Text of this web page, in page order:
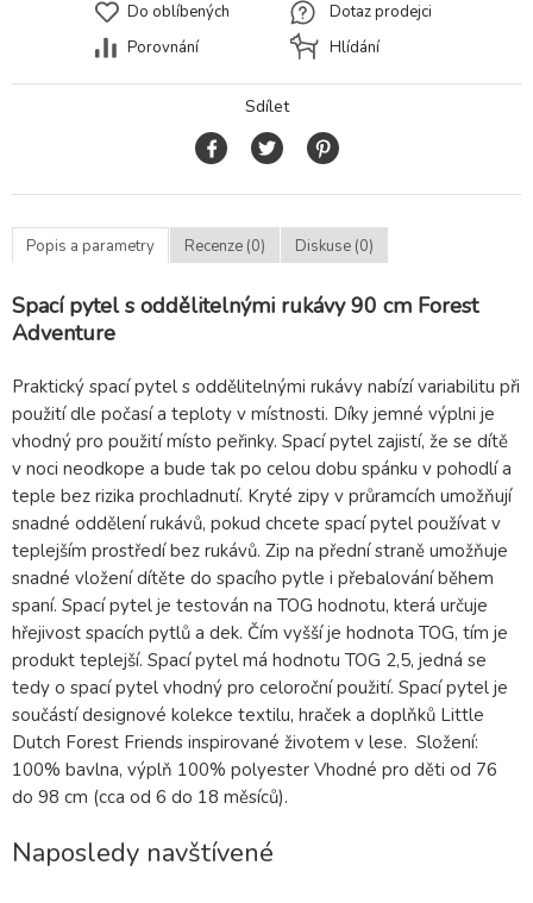
Do oblíbených
Porovnání
Dotaz prodejci
Hlídání
Sdílet
Popis a parametry Recenze (0) Diskuse (0)
Spací pytel s oddělitelnými rukávy 90 cm Forest
Adventure
Praktický spací pytel s oddělitelnými rukávy nabízí variabilitu při
použití dle počasí a teploty v místnosti. Díky jemné výplni je
vhodný pro použití místo peřinky. Spací pytel zajistí, že se dítě
v noci neodkope a bude tak po celou dobu spánku v pohodlí a
teple bez rizika prochladnutí. Kryté zipy v průramcích umožňují
snadné oddělení rukávů, pokud chcete spací pytel používat v
teplejším prostředí bez rukávů. Zip na přední straně umožňuje
snadné vložení dítěte do spacího pytle i přebalování během
spaní. Spací pytel je testován na TOG hodnotu, která určuje
hřejivost spacích pytlů a dek. Čím vyšší je hodnota TOG, tím je
produkt teplejší. Spací pytel má hodnotu TOG 2,5, jedná se
tedy o spací pytel vhodný pro celoroční použití. Spací pytel je
součástí designové kolekce textilu, hraček a doplňků Little
Dutch Forest Friends inspirované životem v lese. Složení:
100% bavlna, výplň 100% polyester Vhodné pro děti od 76
do 98 cm (cca od 6 do 18 měsíců).
Naposledy navštívené